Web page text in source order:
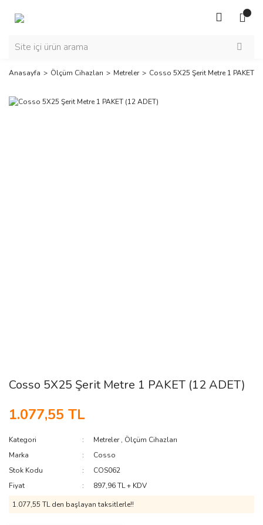
Anasayfa Ölçüm Cihazları Metreler Cosso 5X25 Şerit Metre 1 PAKET
Cosso 5X25 Şerit Metre 1 PAKET (12 ADET)
1.077,55 TL
Kategori Metreler, Ölçüm Cihazları
Marka
Cosso
Stok Kodu
COS062
Fiyat
897,96 TL + KDV
1.077,55 TL den başlayan taksitlerle!!